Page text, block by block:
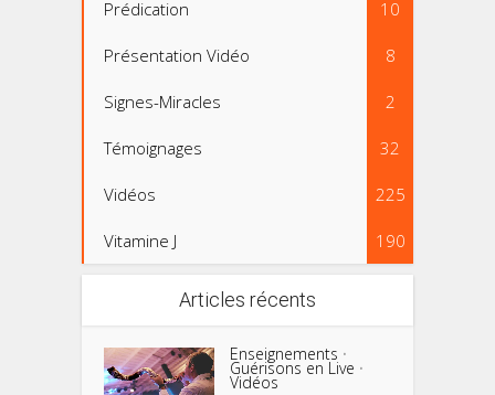
Prédication 10
Présentation Vidéo 8
Signes-Miracles 2
Témoignages 32
Vidéos 225
Vitamine J 190
Articles récents
Enseignements •
Guérisons en Live •
Vidéos